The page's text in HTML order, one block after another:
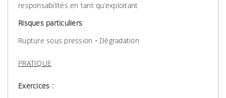
responsabilités en tant qu’exploitant
Risques particuliers
Rupture sous pression • Dégradation
PRATIQUE
Exercices :